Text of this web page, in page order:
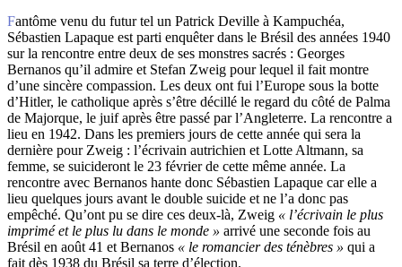
Fantôme venu du futur tel un Patrick Deville à Kampuchéa,
Sébastien Lapaque est parti enquêter dans le Brésil des années 1940
sur la rencontre entre deux de ses monstres sacrés : Georges
Bernanos qu’il admire et Stefan Zweig pour lequel il fait montre
d’une sincère compassion. Les deux ont fui l’Europe sous la botte
d’Hitler, le catholique après s’être décillé le regard du côté de Palma
de Majorque, le juif après être passé par l’Angleterre. La rencontre a
lieu en 1942. Dans les premiers jours de cette année qui sera la
dernière pour Zweig : l’écrivain autrichien et Lotte Altmann, sa
femme, se suicideront le 23 février de cette même année. La
rencontre avec Bernanos hante donc Sébastien Lapaque car elle a
lieu quelques jours avant le double suicide et ne l’a donc pas
empêché. Qu’ont pu se dire ces deux-là, Zweig « l’écrivain le plus
imprimé et le plus lu dans le monde » arrivé une seconde fois au
Brésil en août 41 et Bernanos « le romancier des ténèbres » qui a
fait dès 1938 du Brésil sa terre d’élection.